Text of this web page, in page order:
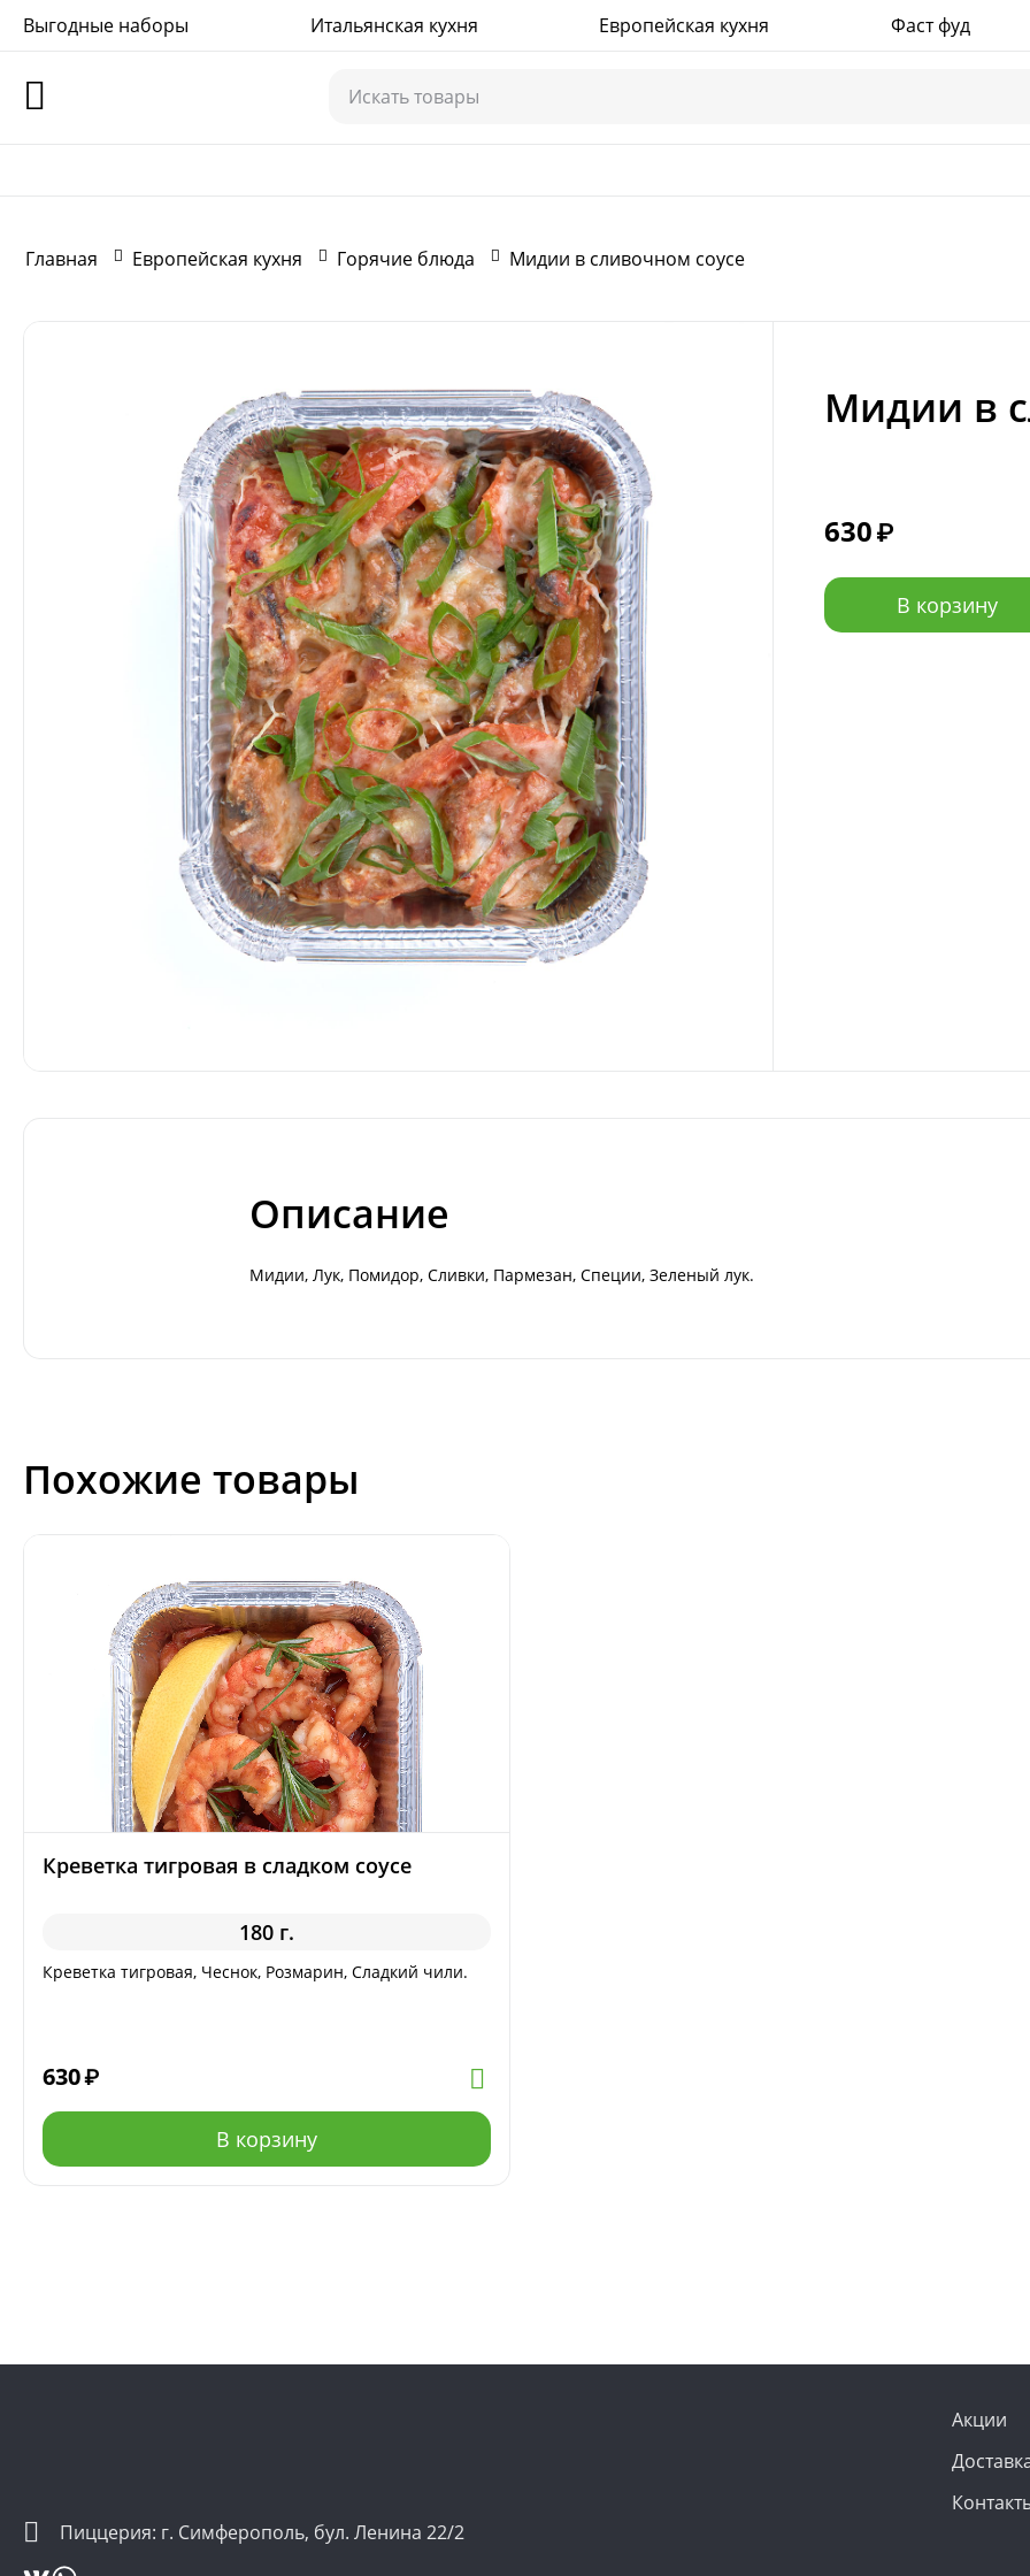
+7(978)575-71-75 График работы ежедневно с 9:30 до 22:00
Выгодные наборы Итальянская кухня Европейская кухня Фаст фуд
Главная Европейская кухня Горячие блюда Мидии в сливочном соусе
Мидии в
630₽
В корзину
Описание
Мидии, Лук, Помидор, Сливки, Пармезан, Специи, Зеленый лук.
Похожие товары
Креветка тигровая в сладком соусе
180 г.
Креветка тигровая, Чеснок, Розмарин, Сладкий чили.
630₽
В корзину
Пиццерия: г. Симферополь, бул. Ленина 22/2
Акции